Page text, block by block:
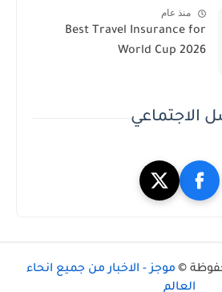
منذ عام
Best Travel Insurance for
World Cup 2026
الاجتماعي
© موجز - الاخبار من جميع انحاء
العالم